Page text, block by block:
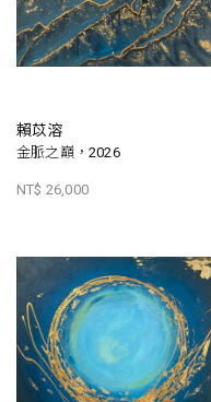
賴苡溶
金脈之巔，2026
NT$ 26,000